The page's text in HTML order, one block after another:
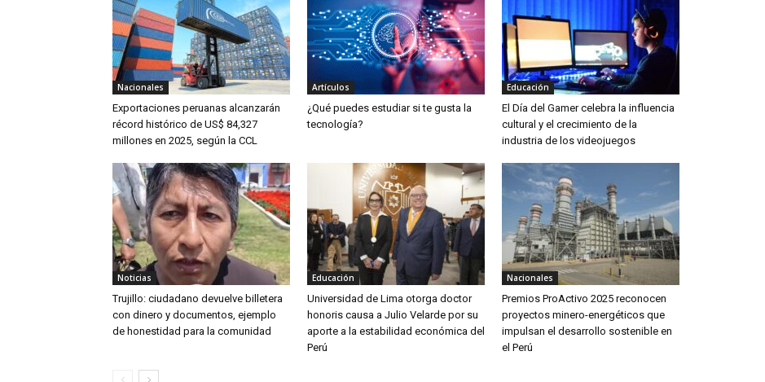
Nacionales
Exportaciones peruanas alcanzarán
récord histórico de US$ 84,327
millones en 2025, según la CCL
Artículos
¿Qué puedes estudiar si te gusta la
tecnología?
Educación
El Día del Gamer celebra la influencia
cultural y el crecimiento de la
industria de los videojuegos
Noticias
Trujillo: ciudadano devuelve billetera
con dinero y documentos, ejemplo
de honestidad para la comunidad
Educación
Universidad de Lima otorga doctor
honoris causa a Julio Velarde por su
aporte a la estabilidad económica del
Perú
Nacionales
Premios ProActivo 2025 reconocen
proyectos minero-energéticos que
impulsan el desarrollo sostenible en
el Perú